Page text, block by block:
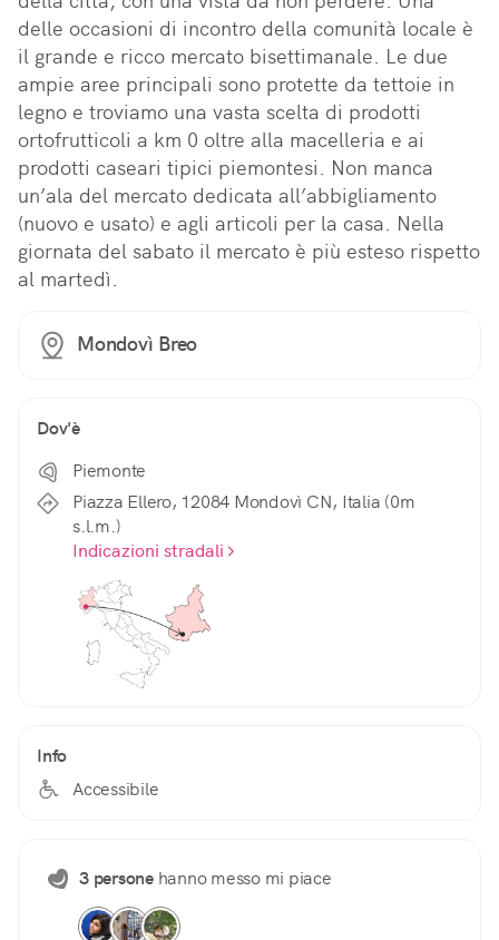
delle occasioni di incontro della comunità locale è
il grande e ricco mercato bisettimanale. Le due
ampie aree principali sono protette da tettoie in
legno e troviamo una vasta scelta di prodotti
ortofrutticoli a km 0 oltre alla macelleria e ai
prodotti caseari tipici piemontesi. Non manca
un’ala del mercato dedicata all’abbigliamento
(nuovo e usato) e agli articoli per la casa. Nella
giornata del sabato il mercato è più esteso rispetto
al martedì.
Mondovì Breo
Dov'è
Piemonte
Piazza Ellero, 12084 Mondovì CN, Italia (0m
s.l.m.)
Indicazioni stradali
Info
Accessibile
3 personehanno messo mi piace